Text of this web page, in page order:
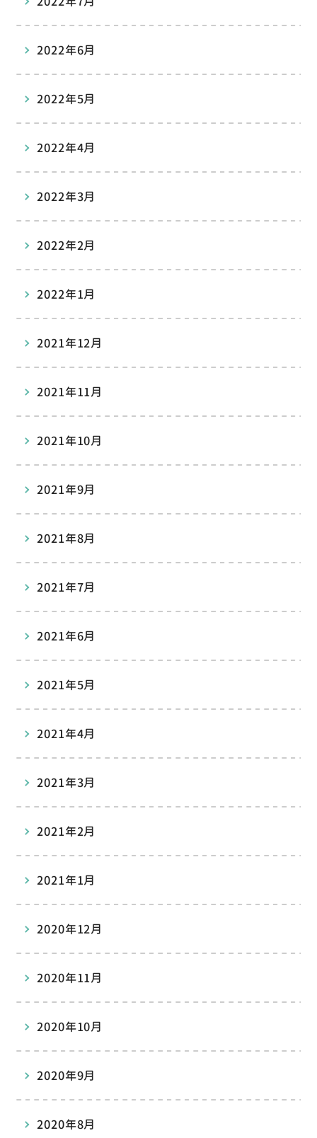
2022年6月
2022年5月
2022年4月
2022年3月
2022年2月
2022年1月
2021年12月
2021年11月
2021年10月
2021年9月
2021年8月
2021年7月
2021年6月
2021年5月
2021年4月
2021年3月
2021年2月
2021年1月
2020年12月
2020年11月
2020年10月
2020年9月
2020年8月